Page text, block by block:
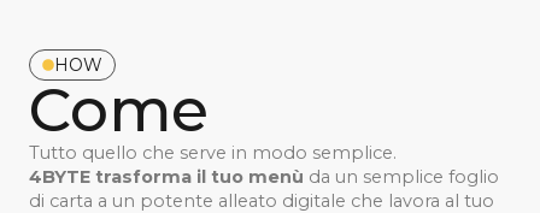
HOW
Come
Tutto quello che serve in modo semplice.
4BYTE trasforma il tuo menù da un semplice foglio
di carta a un potente alleato digitale che lavora al tuo